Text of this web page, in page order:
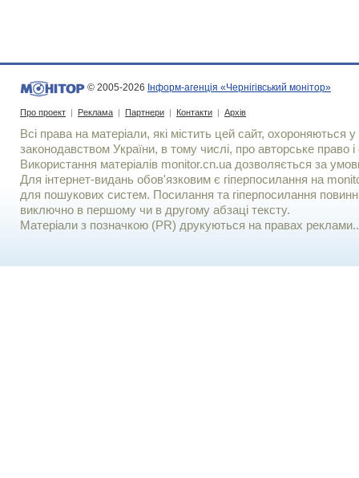
© 2005-2026 Інформ-агенція «Чернігівський монітор»
Про проект | Реклама | Партнери | Контакти | Архів
Всі права на матеріали, які містить цей сайт, охороняються у
законодавством України, в тому числі, про авторське право і
Використання матерiалiв monitor.cn.ua дозволяється за
Для iнтернет-видань обов'язковим є гiперпосилання на
для пошукових систем. Посилання та гіперпосилання
виключно в першому чи в другому абзаці тексту.
Матеріали з позначкою (PR) друкуються на правах реклами..